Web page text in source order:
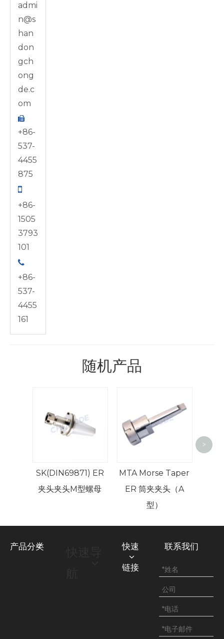
admi
n@s
han
don
gch
ong
de.c
om

+86-
537-
4455
875

+86-
1505
3793
101

+86-
537-
4455
161
随机产品
SK(DIN69871) ER
夹头夹头M型螺母
MTA Morse Taper
ER 筒夹夹头（A
型）
ER
>
产品分类 快速
链接
联系我们